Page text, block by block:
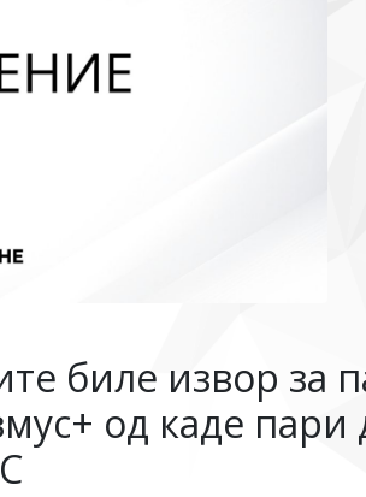
биле извор за
од каде